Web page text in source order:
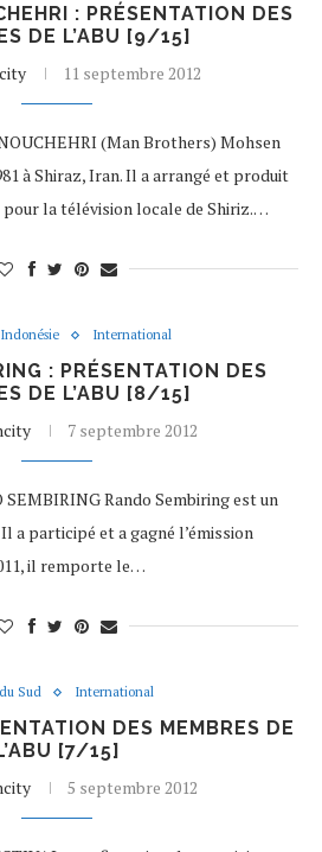
: PRÉSENTATION DES
DE L’ABU [9/15]
11 septembre 2012
(Man Brothers) Mohsen
à Shiraz, Iran. Il a arrangé et produit
pour la télévision locale de Shiriz.…
Indonésie International
: PRÉSENTATION DES
DE L’ABU [8/15]
7 septembre 2012
Rando Sembiring est un
a participé et a gagné l’émission
il remporte le…
Sud International
DES MEMBRES DE
[7/15]
5 septembre 2012